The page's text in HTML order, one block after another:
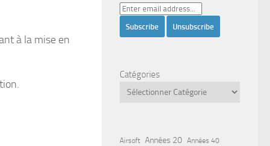
à la mise en
Catégories
Airsoft Années 20 Années 40